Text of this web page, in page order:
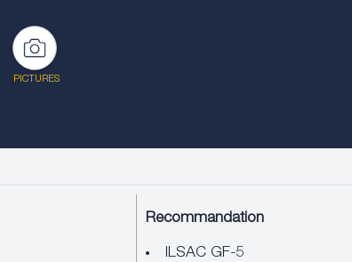
PICTURES
Recommandation
ILSAC GF-5